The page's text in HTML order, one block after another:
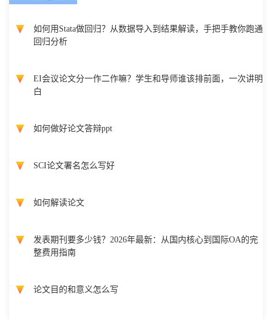
如何用Stata做回归？从数据导入到结果解读，手把手教你跑通
回归分析
EI会议论文分一作二作嘛？学生和导师谁该排前面，一次讲明
白
如何做好论文答辩ppt
SCI论文署名怎么写好
如何解读论文
发表期刊要多少钱？2026年最新：从国内核心到国际OA的完
整费用指南
论文目的和意义怎么写